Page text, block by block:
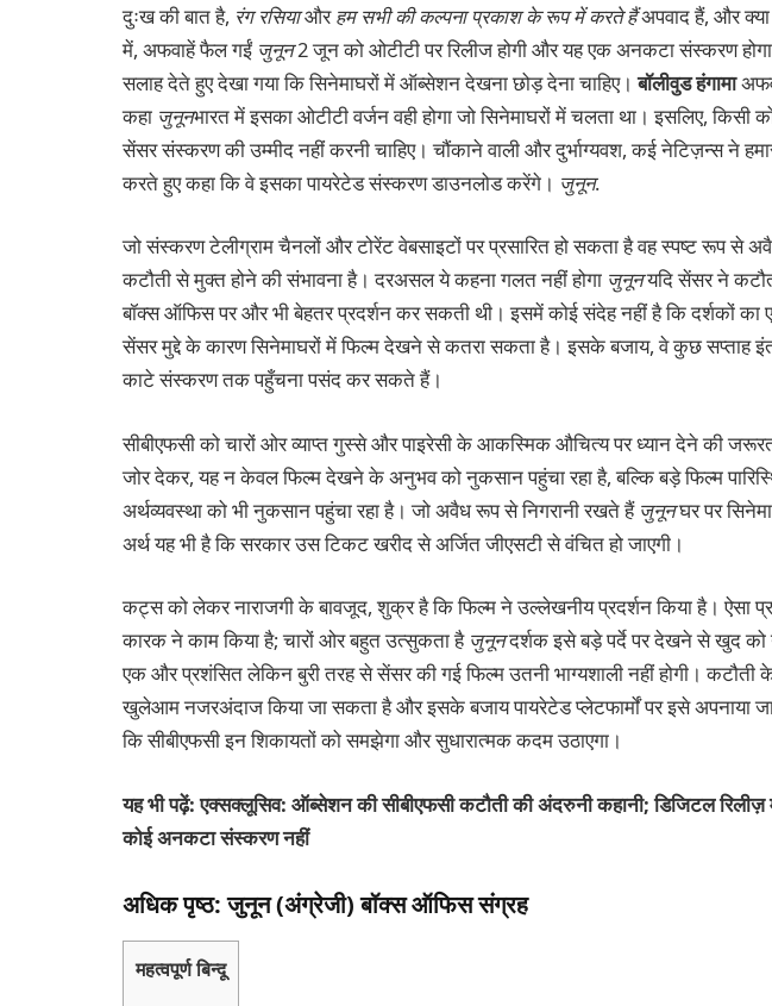
दुःख की बात है, रंग रसियाऔरहम सभी की कल्पना प्रकाश के रूप में करते हैंअपवाद हैं, और
में, अफवाहें फैल गईं जुनून2 जून को ओटीटी पर रिलीज होगी और यह एक अनकटा संस्करण
सलाह देते हुए देखा गया कि सिनेमाघरों में ऑब्सेशन देखना छोड़ देना चाहिए।बॉलीवुड हंगामा
कहा जुनूनभारत में इसका ओटीटी वर्जन वही होगा जो सिनेमाघरों में चलता था। इसलिए, किसी
सेंसर संस्करण की उम्मीद नहीं करनी चाहिए। चौंकाने वाली और दुर्भाग्यवश, कई नेटिज़न्स ने
करते हुए कहा कि वे इसका पायरेटेड संस्करण डाउनलोड करेंगे। जुनून.
जो संस्करण टेलीग्राम चैनलों और टोरेंट वेबसाइटों पर प्रसारित हो सकता है वह स्पष्ट रूप से
कटौती से मुक्त होने की संभावना है। दरअसल ये कहना गलत नहीं होगा जुनूनयदि सेंसर ने
बॉक्स ऑफिस पर और भी बेहतर प्रदर्शन कर सकती थी। इसमें कोई संदेह नहीं है कि दर्शकों का
सेंसर मुद्दे के कारण सिनेमाघरों में फिल्म देखने से कतरा सकता है। इसके बजाय, वे कुछ सप्ताह
काटे संस्करण तक पहुँचना पसंद कर सकते हैं।
सीबीएफसी को चारों ओर व्याप्त गुस्से और पाइरेसी के आकस्मिक औचित्य पर ध्यान देने की
जोर देकर, यह न केवल फिल्म देखने के अनुभव को नुकसान पहुंचा रहा है, बल्कि बड़े फिल्म
अर्थव्यवस्था को भी नुकसान पहुंचा रहा है। जो अवैध रूप से निगरानी रखते हैं जुनूनघर पर
अर्थ यह भी है कि सरकार उस टिकट खरीद से अर्जित जीएसटी से वंचित हो जाएगी।
कट्स को लेकर नाराजगी के बावजूद, शुक्र है कि फिल्म ने उल्लेखनीय प्रदर्शन किया है। ऐसा
कारक ने काम किया है; चारों ओर बहुत उत्सुकता है जुनूनदर्शक इसे बड़े पर्दे पर देखने से खुद
एक और प्रशंसित लेकिन बुरी तरह से सेंसर की गई फिल्म उतनी भाग्यशाली नहीं होगी। कटौती
खुलेआम नजरअंदाज किया जा सकता है और इसके बजाय पायरेटेड प्लेटफार्मों पर इसे अपनाया
कि सीबीएफसी इन शिकायतों को समझेगा और सुधारात्मक कदम उठाएगा।
यह भी पढ़ें: एक्सक्लूसिव: ऑब्सेशन की सीबीएफसी कटौती की अंदरुनी कहानी; डिजिटल रिलीज़
कोई अनकटा संस्करण नहीं
अधिक पृष्ठ: जुनून (अंग्रेजी) बॉक्स ऑफिस संग्रह
महत्वपूर्ण बिन्दू